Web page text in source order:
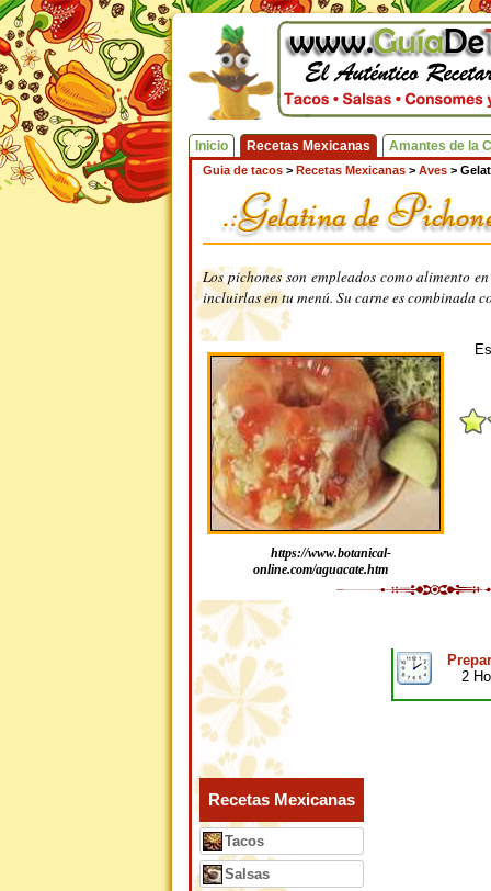
Inicio Recetas Mexicanas Amantes de la
Guia de tacos > Recetas Mexicanas > Aves >
Los pichones son empleados como alimento
incluirlas en tu menú. Su carne es combinada
https://www.botanical-
online.com/aguacate.htm
2
Recetas Mexicanas
Tacos
Salsas